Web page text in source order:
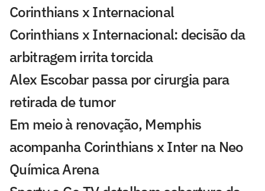
Corinthians x Internacional
Corinthians x Internacional: decisão da
arbitragem irrita torcida
Alex Escobar passa por cirurgia para
retirada de tumor
Em meio à renovação, Memphis
acompanha Corinthians x Inter na Neo
Química Arena